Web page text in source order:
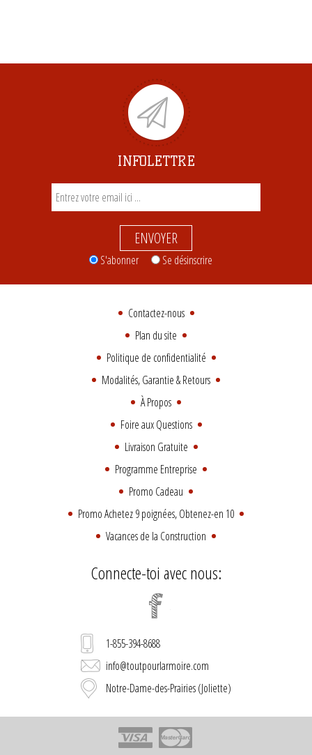
INFOLETTRE
ENVOYER
S'abonner Se désinscrire
Contactez-nous
Plan du site
Politique de confidentialité
Modalités, Garantie & Retours
À Propos
Foire aux Questions
Livraison Gratuite
Programme Entreprise
Promo Cadeau
Promo Achetez 9 poignées, Obtenez-en 10
Vacances de la Construction
Connecte-toi avec nous:
1-855-394-8688
info@toutpourlarmoire.com
Notre-Dame-des-Prairies (Joliette)